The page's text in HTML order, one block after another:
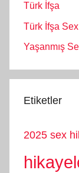
Türk İfşa
Türk İfşa
Yaşanmış
Etiketler
2025 sex